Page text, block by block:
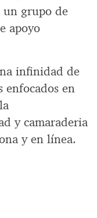
grupo de
apoyo
infinidad de
enfocados en
y camaraderia
y en línea.